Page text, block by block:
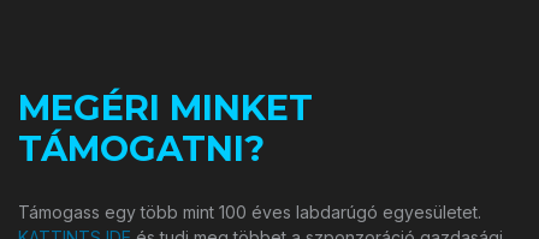
MEGÉRI MINKET
TÁMOGATNI?
Támogass egy több mint 100 éves labdarúgó egyesületet.